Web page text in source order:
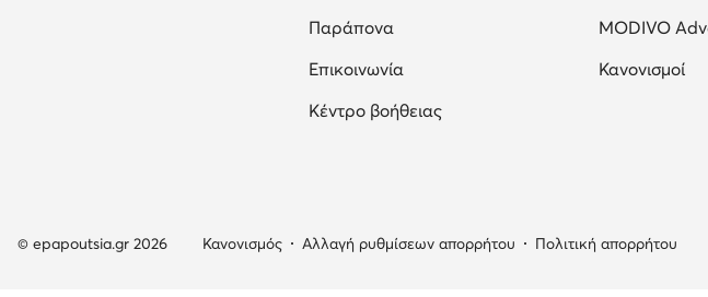
Παράπονα
Επικοινωνία
Κέντρο βοήθειας
MODIVO
Κανονισμοί
© epapoutsia.gr 2026 Κανονισμός Αλλαγή ρυθμίσεων απορρήτου Πολιτική απορρήτου